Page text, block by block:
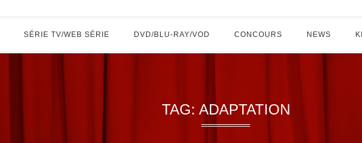
SÉRIE TV/WEB SÉRIE DVD/BLU-RAY/VOD CONCOURS NEWS
TAG: ADAPTATION